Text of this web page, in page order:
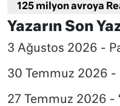
125 milyon avroya
Yazarın Son
3 Ağustos 2026 -
30 Temmuz 2026 -
27 Temmuz 2026 -